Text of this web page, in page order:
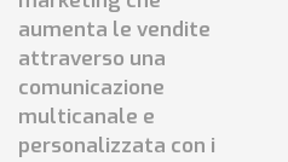
aumenta le vendite
attraverso una
comunicazione
multicanale e
personalizzata con i